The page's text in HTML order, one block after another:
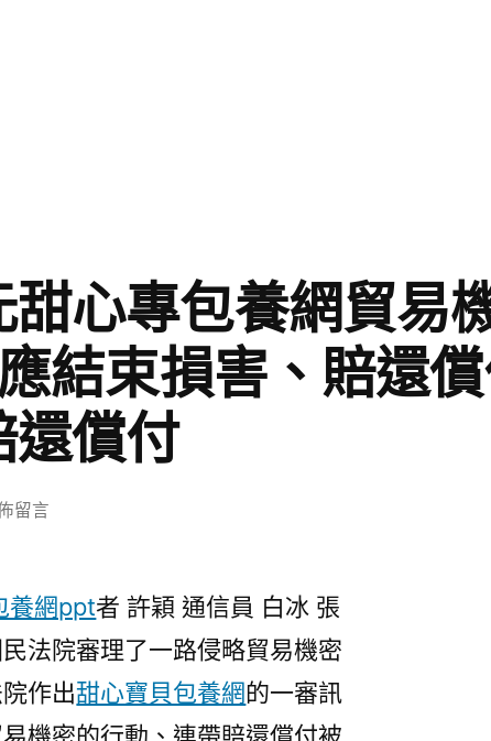
心專包養網貿易
結束損害、賠還
還償付
留言
養網ppt者 許穎 通信員 白冰 張
法院審理了一路侵略貿易機密
作出甜心寶貝包養網的一審訊